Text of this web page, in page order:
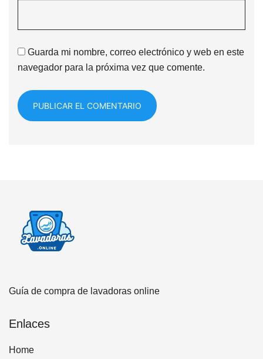
Guarda mi nombre, correo electrónico y web en este
navegador para la próxima vez que comente.
Guía de compra de lavadoras online
Enlaces
Home